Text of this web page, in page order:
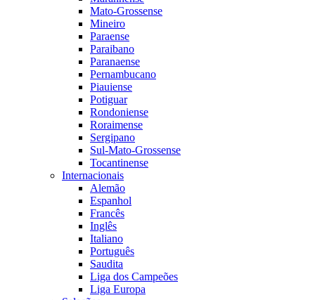
Mato-Grossense
Mineiro
Paraense
Paraibano
Paranaense
Pernambucano
Piauiense
Potiguar
Rondoniense
Roraimense
Sergipano
Sul-Mato-Grossense
Tocantinense
Internacionais
Alemão
Espanhol
Francês
Inglês
Italiano
Português
Saudita
Liga dos Campeões
Liga Europa